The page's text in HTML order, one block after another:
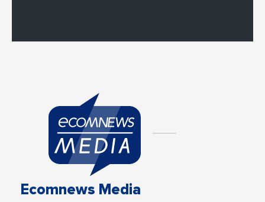
Ecomnews Media